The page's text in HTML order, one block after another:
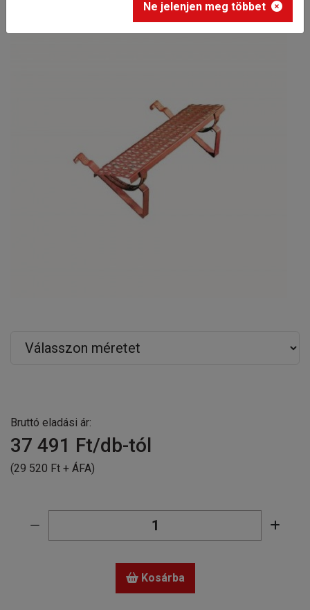
Bruttó eladási ár:
37 491 Ft/db-tól
(29 520 Ft + ÁFA)
Kosárba
Ne jelenjen meg többet